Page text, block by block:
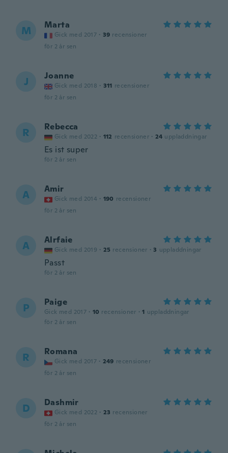
M Marta
Gick med 2017 · 39 recensioner
för 2 år sen
J Joanne
Gick med 2018 · 311 recensioner
för 2 år sen
R Rebecca
Gick med 2022 · 112 recensioner · 24 uppladdningar
Es ist super
för 2 år sen
A Amir
Gick med 2014 · 190 recensioner
för 2 år sen
A Alrfaie
Gick med 2019 · 25 recensioner · 3 uppladdningar
Passt
för 2 år sen
P Paige
Gick med 2017 · 10 recensioner · 1 uppladdningar
för 2 år sen
R Romana
Gick med 2017 · 249 recensioner
för 2 år sen
D Dashmir
Gick med 2022 · 23 recensioner
för 2 år sen